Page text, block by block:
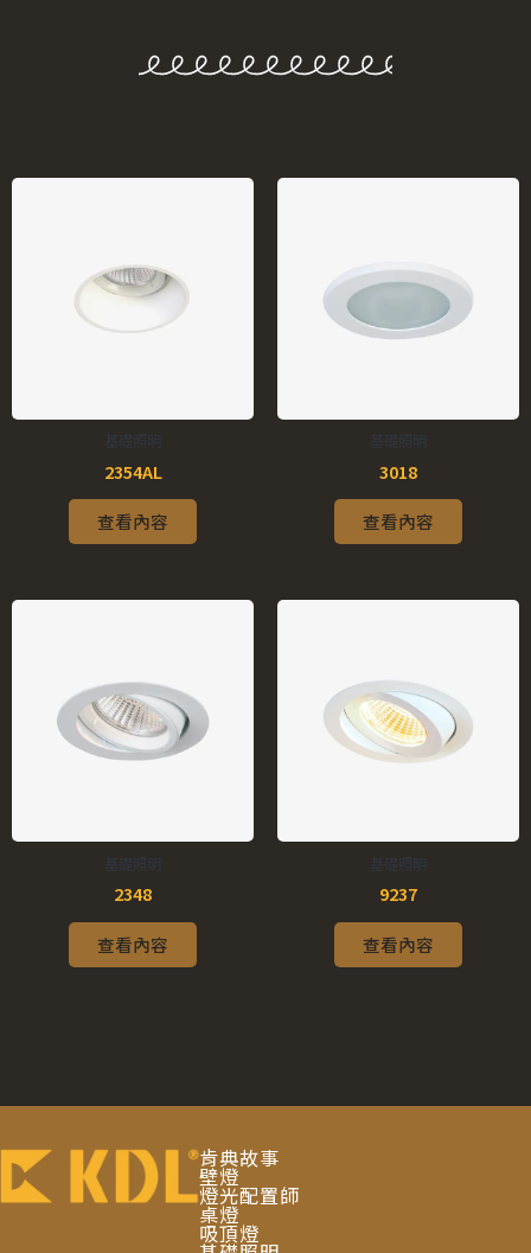
基礎照明
2354AL
查看內容
基礎照明
3018
查看內容
基礎照明
2348
查看內容
基礎照明
9237
查看內容
肯典故事
壁燈
燈光配置師
桌燈
吸頂燈